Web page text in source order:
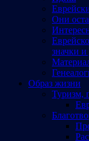
Они
значки и
Образ жизни
Туризм,